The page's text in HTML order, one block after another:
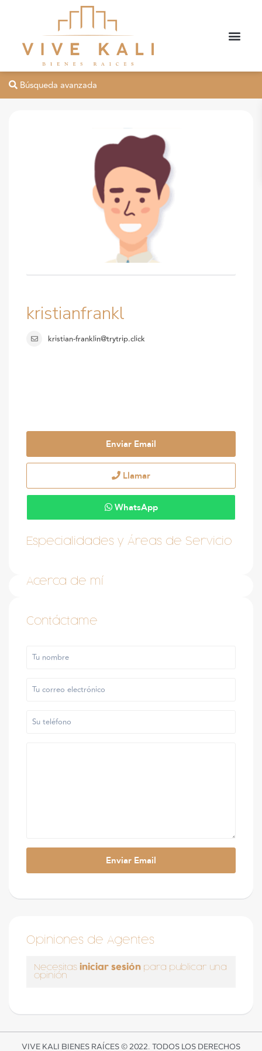
Búsqueda avanzada
kristianfrankl
kristian-franklin@trytrip.click
Enviar Email
Llamar
WhatsApp
Especialidades y Áreas de Servicio
Acerca de mí
Contáctame
Opiniones de Agentes
Necesitas iniciar sesión para publicar una
opinión
VIVE KALI BIENES RAÍCES © 2022. TODOS LOS DERECHOS